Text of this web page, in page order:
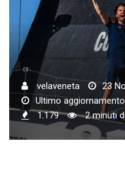
velaveneta
23
Ultimo
1.179
2 minuti